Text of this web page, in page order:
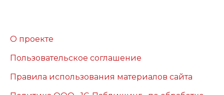
О проекте
Пользовательское соглашение
Правила использования материалов сайта